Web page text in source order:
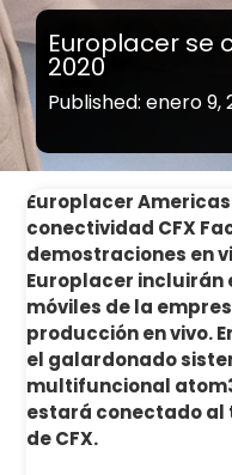
Europlacer se
2020
Published: enero 9,
Europlacer
conectividad CFX
demostraciones en
Europlacer incluirán
móviles de la
producción en vivo.
el galardonado
multifuncional
estará conectado al
de CFX.